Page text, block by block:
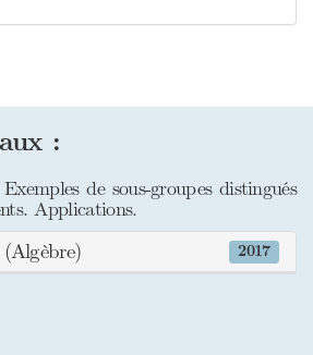
:
de sous-groupes distingués
Applications.
2017